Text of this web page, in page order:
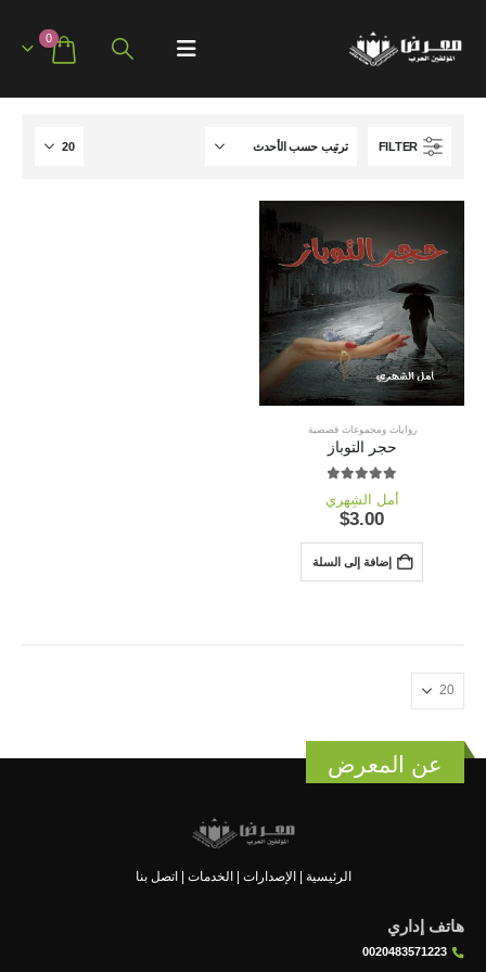
0
FILTER
روايات ومجموعات قصصية
حجر التوباز
4.86
أمل الشِهري
$3.00
إضافة إلى السلة
عن المعرض
الرئيسية الإصدارات الخدمات اتصل بنا
هاتف إداري
0020483571223